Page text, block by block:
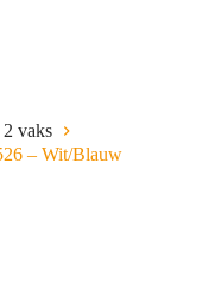
2 vaks
– Wit/Blauw